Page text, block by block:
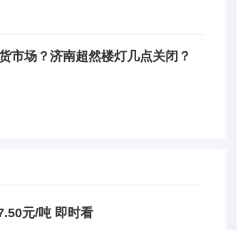
市场？济南超然楼灯几点关闭？
元/吨 即时看